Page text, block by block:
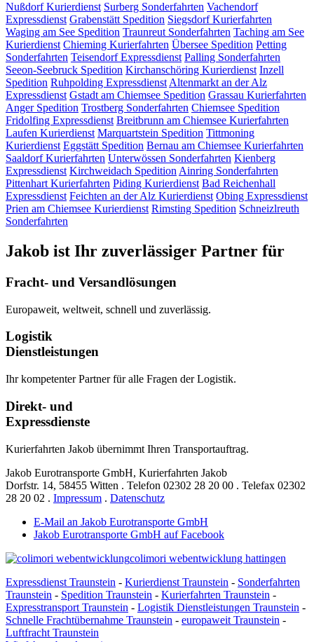
NußdorfKurierdienst Surberg Sonderfahrten Vachendorf
Expressdienst Grabenstätt Spedition SiegsdorfKurierfahrten
Waging am See Spedition Traunreut Sonderfahrten Taching am See
Kurierdienst Chieming Kurierfahrten Übersee Spedition Petting
Sonderfahrten TeisendorfExpressdienst Palling Sonderfahrten
Seeon-Seebruck Spedition Kirchanschöring Kurierdienst Inzell
Spedition Ruhpolding Expressdienst Altenmarkt an der Alz
Expressdienst Gstadt am Chiemsee Spedition Grassau Kurierfahrten
Anger Spedition Trostberg Sonderfahrten Chiemsee Spedition
Fridolfing Expressdienst Breitbrunn am Chiemsee Kurierfahrten
Laufen Kurierdienst Marquartstein Spedition Tittmoning
Kurierdienst Eggstätt Spedition Bernau am Chiemsee Kurierfahrten
SaaldorfKurierfahrten Unterwössen Sonderfahrten Kienberg
Expressdienst Kirchweidach Spedition Ainring Sonderfahrten
Pittenhart Kurierfahrten Piding Kurierdienst Bad Reichenhall
Expressdienst Feichten an der Alz Kurierdienst Obing Expressdienst
Prien am Chiemsee Kurierdienst Rimsting Spedition Schneizlreuth
Sonderfahrten
Jakob ist Ihr zuverlässiger Partner für
Fracht- und Versandlösungen
Europaweit, weltweit, schnell und zuverlässig.
Logistik
Dienstleistungen
Ihr kompetenter Partner für alle Fragen der Logistik.
Direkt- und
Expressdienste
Kurierfahrten Jakob übernimmt Ihren Transportauftrag.
Jakob Eurotransporte GmbH, Kurierfahrten Jakob
Dorfstr. 14, 58455 Witten . Telefon 02302 28 20 00 . Telefax 02302
28 20 02 . Impressum . Datenschutz
E-Mail an Jakob Eurotransporte GmbH
Jakob Eurotransporte GmbH auf Facebook
colimori webentwicklung hattingen
Expressdienst Traunstein - Kurierdienst Traunstein - Sonderfahrten
Traunstein - Spedition Traunstein - Kurierfahrten Traunstein -
Expresstransport Traunstein - Logistik Dienstleistungen Traunstein -
Schnelle Frachtübernahme Traunstein - europaweit Traunstein -
Luftfracht Traunstein